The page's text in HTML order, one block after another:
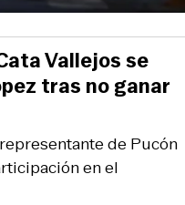
de Pucón
en el
Vallejos se
tras no ganar